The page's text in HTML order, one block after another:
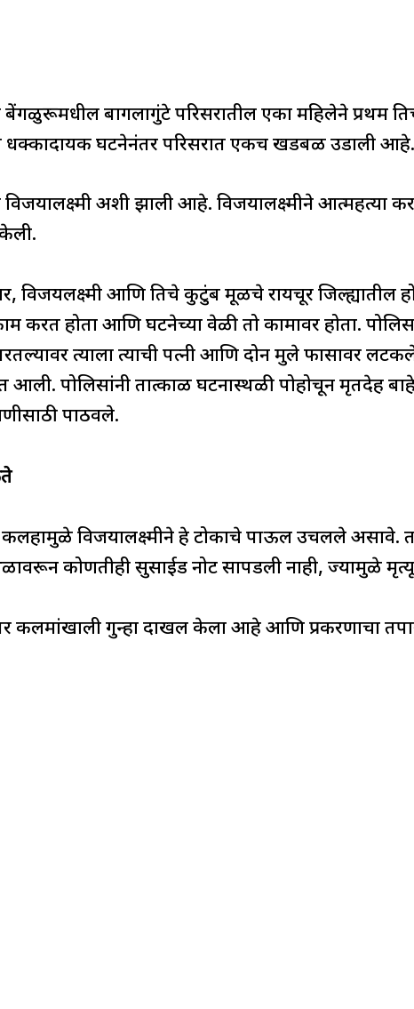
बेंगळुरूमधील बागलागुंटे परिसरातील एका महिलेने प्रथम
धक्कादायक घटनेनंतर परिसरात एकच खडबळ उडाली आहे.
अशी झाली आहे. विजयालक्ष्मीने आत्महत्या
केली.
विजयलक्ष्मी आणि तिचे कुटुंब मूळचे रायचूर जिल्ह्यातील
होता आणि घटनेच्या वेळी तो कामावर होता.
त्याला त्याची पत्नी आणि दोन मुले फासावर
आली. पोलिसांनी तात्काळ घटनास्थळी पोहोचून मृतदेह
पाठवले.
कलहामुळे विजयालक्ष्मीने हे टोकाचे पाऊल उचलले असावे.
कोणतीही सुसाईड नोट सापडली नाही, ज्यामुळे
कलमांखाली गुन्हा दाखल केला आहे आणि प्रकरणाचा